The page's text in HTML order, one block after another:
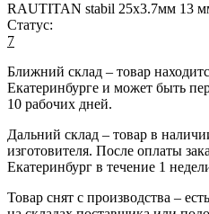
RAUTITAN stabil 25x3.7мм 13
Статус:
7
Ближний склад – товар
Екатеринбурге и может быть
10 рабочих дней.
Дальний склад – товар в
изготовителя. После оплаты
Екатеринбург в течение 1
Товар снят с производства –